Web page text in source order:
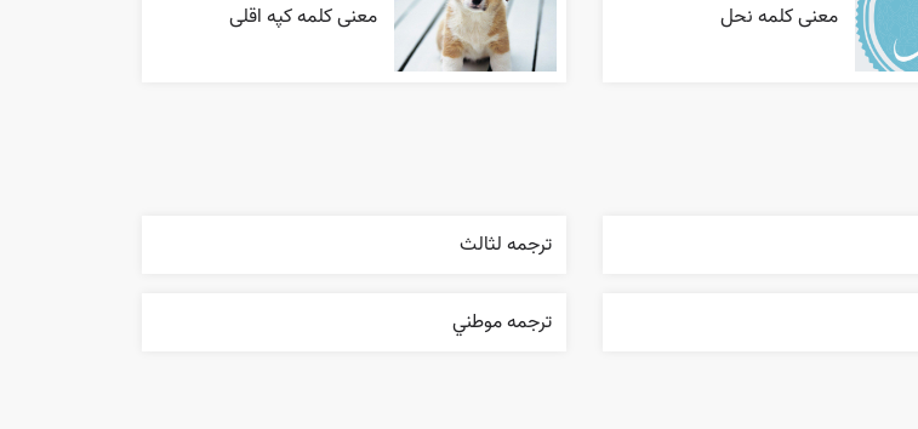
معنی کلمه نحل معنی کلمه کپه اقلی
ترجمه لثالث
ترجمه موطني